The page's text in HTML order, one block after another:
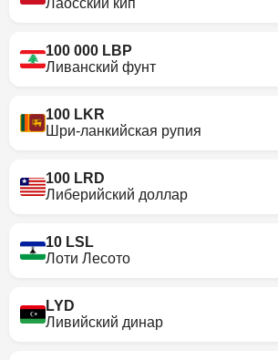
100 000 LBP
Ливанский фунт
100 LKR
Шри-ланкийская рупия
100 LRD
Либерийский доллар
10 LSL
Лоти Лесото
LYD
Ливийский динар